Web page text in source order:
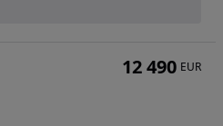
12 490 EUR